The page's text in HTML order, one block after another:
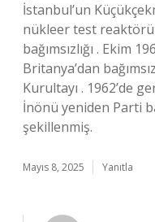
İstanbul’un
nükleer test reaktörü
bağımsızlığı . Ekim
Britanya’dan
Kurultayı . 1962’de
İnönü yeniden Parti
şekillenmiş.
Mayıs 8, 2025 Yanıtla